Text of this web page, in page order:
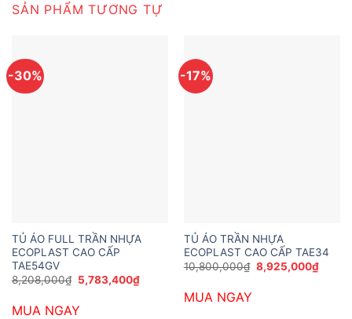
SẢN PHẨM TƯƠNG TỰ
-30%
TỦ ÁO FULL TRẦN NHỰA
ECOPLAST CAO CẤP
TAE54GV
8,208,000₫ Giá
gốc
8,208,000₫.
5,783,400₫Giá
hiện
MUA NGAY
-17%
TỦ ÁO TRẦN NHỰA
ECOPLAST CAO CẤP TAE34
10,800,000₫ Giá
gốc
8,925,000₫Giá
hiện
MUA NGAY